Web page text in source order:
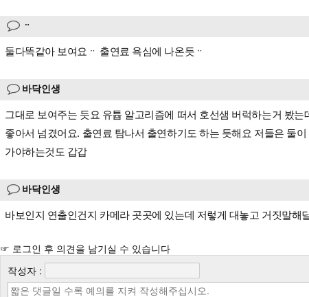
ᆢ
둘다똑같아 보여요ᆢ 출연료 욕심에 나온듯ᆢ
바닥인생
그대로 보여주는 듯요 유튭 알고리즘에 떠서 호선샘 버럭하는거 봤
좋아서 넘겼어요. 출연료 탐나서 출연하기도 하는 듯해요 저들은 둘
가야하는것도 갑갑
바닥인생
바보인지 연출인건지 카메라 곳곳에 있는데 저렇게 대놓고 거짓말해
☞ 로그인 후 의견을 남기실 수 있습니다
작성자 :